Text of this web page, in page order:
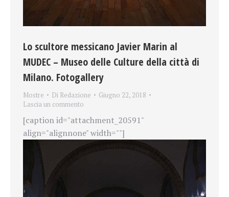
Lo scultore messicano Javier Marin al
MUDEC – Museo delle Culture della città di
Milano. Fotogallery
Mostre Di Redazione
Giugno 22, 2018
Lascia un commento
[caption id="attachment_20591"
align="alignnone" width=""]